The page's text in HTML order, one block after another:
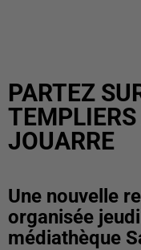
PARTEZ
JOUARRE
Une nouvelle
organisée
médiathèque